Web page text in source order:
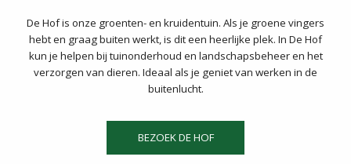
De Hof is onze groenten- en kruidentuin. Als je groene vingers
hebt en graag buiten werkt, is dit een heerlijke plek. In De Hof
kun je helpen bij tuinonderhoud en landschapsbeheer en het
verzorgen van dieren. Ideaal als je geniet van werken in de
buitenlucht.
BEZOEK DE HOF